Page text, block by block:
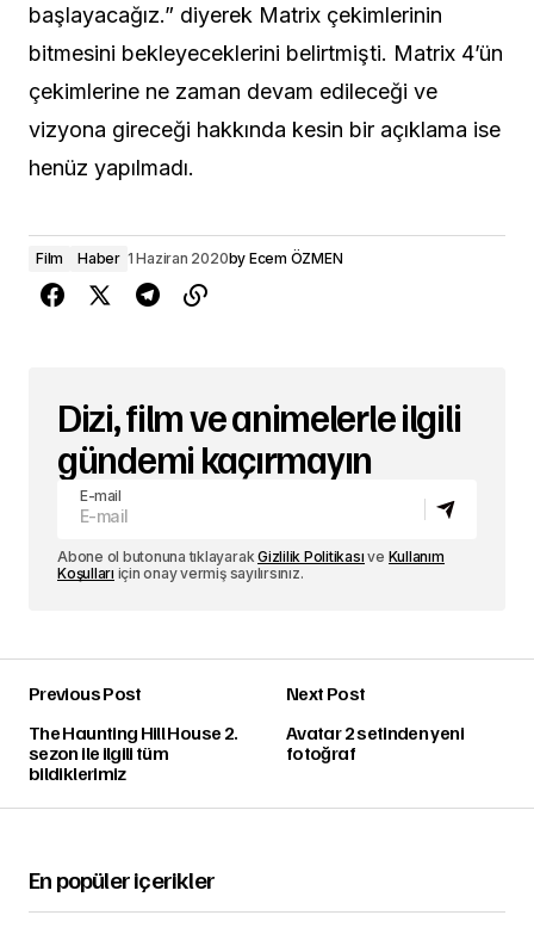
başlayacağız.” diyerek Matrix çekimlerinin
bitmesini bekleyeceklerini belirtmişti. Matrix 4’ün
çekimlerine ne zaman devam edileceği ve
vizyona gireceği hakkında kesin bir açıklama ise
henüz yapılmadı.
Film Haber 1 Haziran 2020by Ecem ÖZMEN
Dizi, film ve animelerle ilgili
gündemi kaçırmayın
E-mail
Abone ol butonuna tıklayarakGizlilik Politikası ve Kullanım
Koşulları için onay vermiş sayılırsınız.
Previous Post
The Haunting Hill House 2.
sezon ile ilgili tüm
bildiklerimiz
Next Post
Avatar 2 setinden yeni
fotoğraf
En popüler içerikler